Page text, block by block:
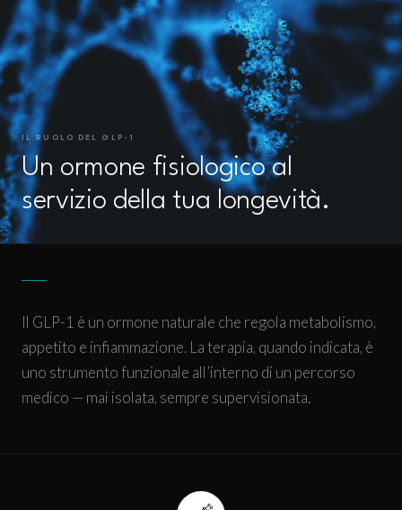
IL RUOLO DEL GLP-1
Un ormone fisiologico al
servizio della tua longevità.
Il GLP-1 è un ormone naturale che regola metabolismo,
appetito e infiammazione. La terapia, quando indicata, è
uno strumento funzionale all’interno di un percorso
medico — mai isolata, sempre supervisionata.